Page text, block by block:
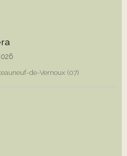
de-Vernoux (07)